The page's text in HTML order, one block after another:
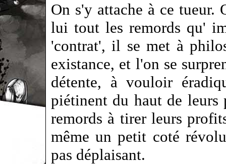
On s'y attache à ce tueur.
lui tout les remords qu'
'contrat', il se met à
existance, et l'on se
détente, à vouloir
piétinent du haut de
remords à tirer leurs
même un petit coté
pas déplaisant.